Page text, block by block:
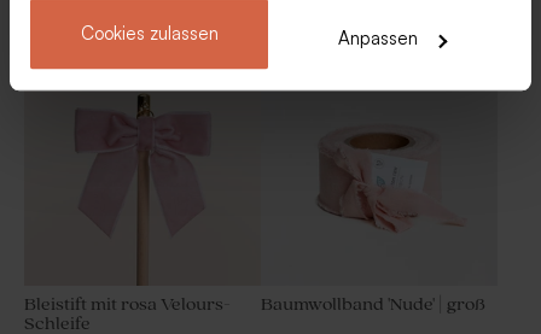
Cookies zulassen Anpassen
Süßigkeiten-Tüte matt Beutel in Waffelstoffe | rosa
Bleistift mit rosa Velours-
Schleife
Baumwollband 'Nude' | groß